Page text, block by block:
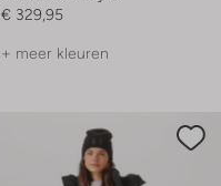
€ 329,95
+ meer kleuren